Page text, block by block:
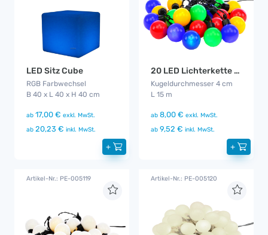
LED Sitz Cube
RGB Farbwechsel
B 40 x L 40 x H 40 cm
ab 17,00 € exkl. MwSt.
ab 20,23 € inkl. MwSt.
+
20 LED Lichterkette Bunt CS
Kugeldurchmesser 4 cm
L 15 m
ab 8,00 € exkl. MwSt.
ab 9,52 € inkl. MwSt.
+
Artikel-Nr.: PE-005119 Artikel-Nr.: PE-005120